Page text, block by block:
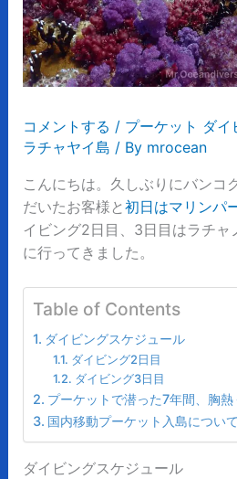
コメントする / プーケット ダイ
ラチャヤイ島 / By mrocean
こんにちは。久しぶりにバンコ
だいたお客様と 初日はマリンパ
イビング2日目、3日目はラチャ
に行ってきました。
Table of Contents
ダイビングスケジュール
ダイビング2日目
ダイビング3日目
プーケットで潜った7年間、胸
国内移動プーケット入島について
ダイビングスケジュール